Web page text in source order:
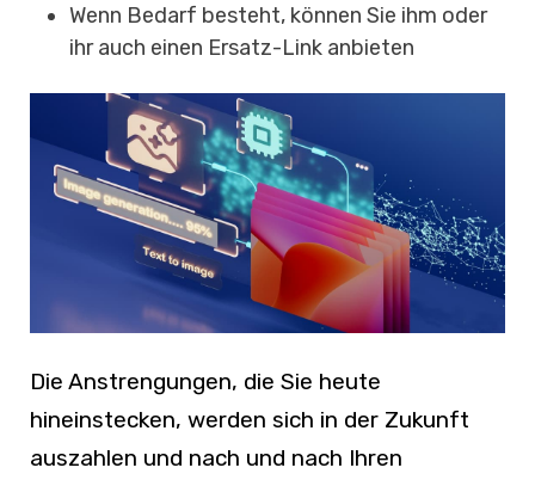
Wenn Bedarf besteht, können Sie ihm oder
ihr auch einen Ersatz-Link anbieten
Die Anstrengungen, die Sie heute
hineinstecken, werden sich in der Zukunft
auszahlen und nach und nach Ihren